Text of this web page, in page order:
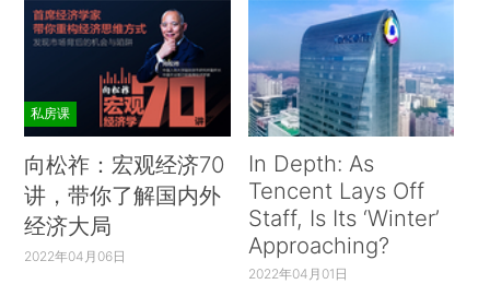
私房课
向松祚：宏观经济70
讲，带你了解国内外
经济大局
2022年04月06日
In Depth: As
Tencent Lays Off
Staff, Is Its ‘Winter’
Approaching?
2022年04月01日